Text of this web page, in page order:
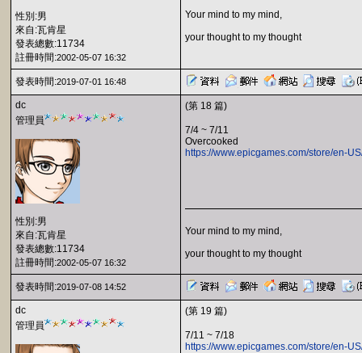
性別:男
來自:瓦肯星
發表總數:11734
註冊時間:2002-05-07 16:32
Your mind to my mind,
your thought to my thought
發表時間:2019-07-01 16:48
dc
管理員
性別:男
來自:瓦肯星
發表總數:11734
註冊時間:2002-05-07 16:32
(第 18 篇)
7/4 ~ 7/11
Overcooked
https://www.epicgames.com/store/en-
Your mind to my mind,
your thought to my thought
發表時間:2019-07-08 14:52
dc
管理員
(第 19 篇)
7/11 ~ 7/18
https://www.epicgames.com/store/en-